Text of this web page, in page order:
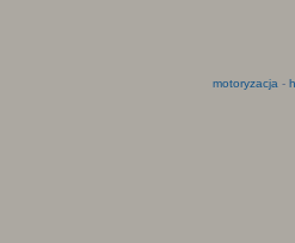
motoryzacja -